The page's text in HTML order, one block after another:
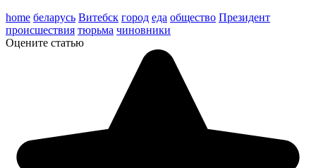
home беларусь Витебск город еда общество Президент
происшествия тюрьма чиновники
Оцените статью